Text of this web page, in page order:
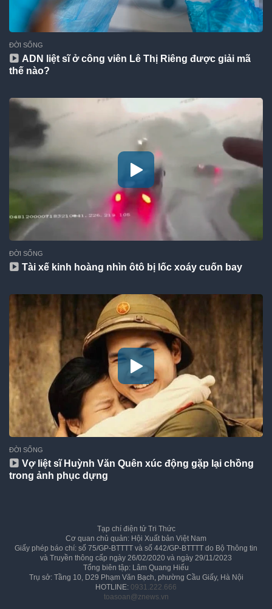
ĐỜI SỐNG
ADN liệt sĩ ở công viên Lê Thị Riêng được giải mã
thế nào?
ĐỜI SỐNG
Tài xế kinh hoàng nhìn ôtô bị lốc xoáy cuốn bay
ĐỜI SỐNG
Vợ liệt sĩ Huỳnh Văn Quên xúc động gặp lại chồng
trong ảnh phục dựng
Tạp chí điện tử Tri Thức
Cơ quan chủ quản: Hội Xuất bản Việt Nam
Giấy phép báo chí: số 75/GP-BTTTT và số 442/GP-BTTTT do Bộ Thông tin
và Truyền thông cấp ngày 26/02/2020 và ngày 29/11/2023
Tổng biên tập: Lâm Quang Hiếu
Trụ sở: Tầng 10, D29 Phạm Văn Bạch, phường Cầu Giấy, Hà Nội
HOTLINE: 0931.222.666
toasoan@znews.vn